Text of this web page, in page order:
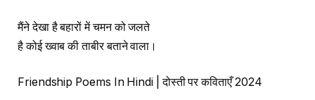
मैंने देखा है बहारों में चमन को जलते
है कोई ख्वाब की ताबीर बताने वाला।
Friendship Poems In Hindi | दोस्ती पर कविताएँ 2024